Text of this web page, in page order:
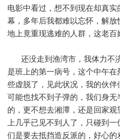
电影中看过，想不到现在却真
幕，多年后我都难以忘怀，解
地上竟重现逃难的人群，这老百
还没走到渔湾市，我体力不
是班上的第一病号，这个中午
些虚脱了，见此状况，我的伙
可能也找不到子弹的，我们身
的，更不想去湘潭，还是回家
上几乎已见不到人了，只碰到
们是要去抵挡造反派的，好心的